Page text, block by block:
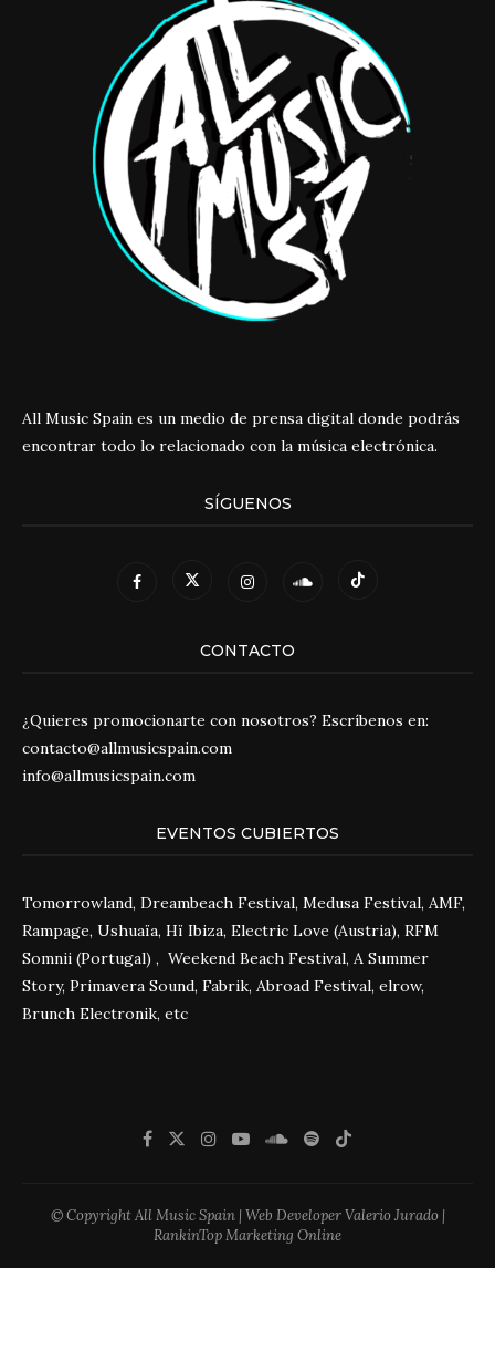
All Music Spain es un medio de prensa digital donde podrás
encontrar todo lo relacionado con la música electrónica.
SÍGUENOS
CONTACTO
¿Quieres promocionarte con nosotros? Escríbenos en:
contacto@allmusicspain.com
info@allmusicspain.com
EVENTOS CUBIERTOS
Tomorrowland, Dreambeach Festival, Medusa Festival, AMF,
Rampage, Ushuaïa, Hï Ibiza, Electric Love (Austria), RFM
Somnii (Portugal) , Weekend Beach Festival, A Summer
Story, Primavera Sound, Fabrik, Abroad Festival, elrow,
Brunch Electronik, etc
© Copyright All Music Spain | Web Developer Valerio Jurado |
RankinTop Marketing Online